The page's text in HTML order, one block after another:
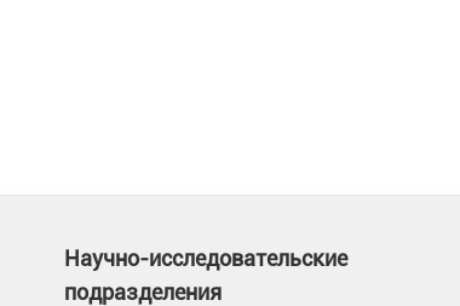
Научно-исследовательские
подразделения